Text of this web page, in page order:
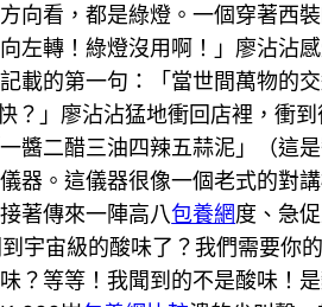
向看，都是綠燈。一個穿著西
左轉！綠燈沒用啊！」廖沾沾
載的第一句：「當世間萬物的
」廖沾沾猛地衝回店裡，衝
二醋三油四辣五蒜泥」（這
器。這儀器很像一個老式的對
著傳來一陣高八包養網度、急
宇宙級的酸味了？我們需要你
？等等！我聞到的不是酸味！